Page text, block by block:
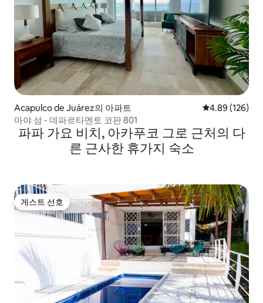
Acapulco de Juárez의 아파트 평점 4.89점(5
4.89 (126)
마야 섬 - 데파르타멘토 코판 801
파파 가요 비치, 아카푸코 그로 근처의 다
른 근사한 휴가지 숙소
게스트 선호
게스트 선호